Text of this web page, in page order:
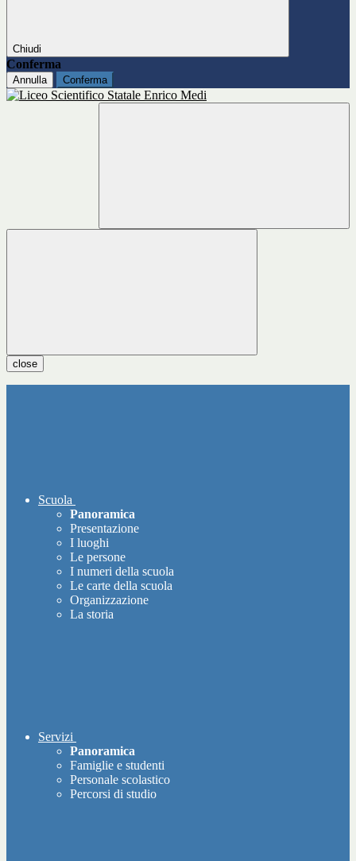
Chiudi
Conferma
Annulla Conferma
close
Scuola
Panoramica
Presentazione
I luoghi
Le persone
I numeri della scuola
Le carte della scuola
Organizzazione
La storia
Servizi
Panoramica
Famiglie e studenti
Personale scolastico
Percorsi di studio